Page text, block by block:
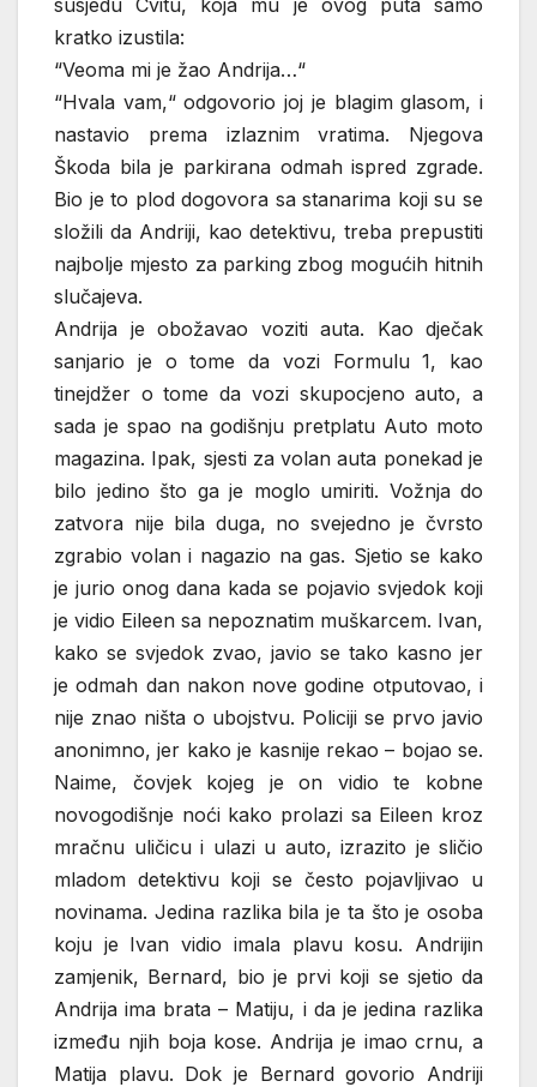
kratko izustila:
“Veoma mi je žao Andrija…“
“Hvala vam,“ odgovorio joj je blagim glasom, i
nastavio prema izlaznim vratima. Njegova
Škoda bila je parkirana odmah ispred zgrade.
Bio je to plod dogovora sa stanarima koji su se
složili da Andriji, kao detektivu, treba prepustiti
najbolje mjesto za parking zbog mogućih hitnih
slučajeva.
Andrija je obožavao voziti auta. Kao dječak
sanjario je o tome da vozi Formulu 1, kao
tinejdžer o tome da vozi skupocjeno auto, a
sada je spao na godišnju pretplatu Auto moto
magazina. Ipak, sjesti za volan auta ponekad je
bilo jedino što ga je moglo umiriti. Vožnja do
zatvora nije bila duga, no svejedno je čvrsto
zgrabio volan i nagazio na gas. Sjetio se kako
je jurio onog dana kada se pojavio svjedok koji
je vidio Eileen sa nepoznatim muškarcem. Ivan,
kako se svjedok zvao, javio se tako kasno jer
je odmah dan nakon nove godine otputovao, i
nije znao ništa o ubojstvu. Policiji se prvo javio
anonimno, jer kako je kasnije rekao – bojao se.
Naime, čovjek kojeg je on vidio te kobne
novogodišnje noći kako prolazi sa Eileen kroz
mračnu uličicu i ulazi u auto, izrazito je sličio
mladom detektivu koji se često pojavljivao u
novinama. Jedina razlika bila je ta što je osoba
koju je Ivan vidio imala plavu kosu. Andrijin
zamjenik, Bernard, bio je prvi koji se sjetio da
Andrija ima brata – Matiju, i da je jedina razlika
između njih boja kose. Andrija je imao crnu, a
Matija plavu. Dok je Bernard govorio Andriji